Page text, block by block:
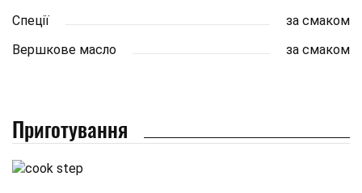
Спеції
за смаком
Вершкове масло
за смаком
Приготування